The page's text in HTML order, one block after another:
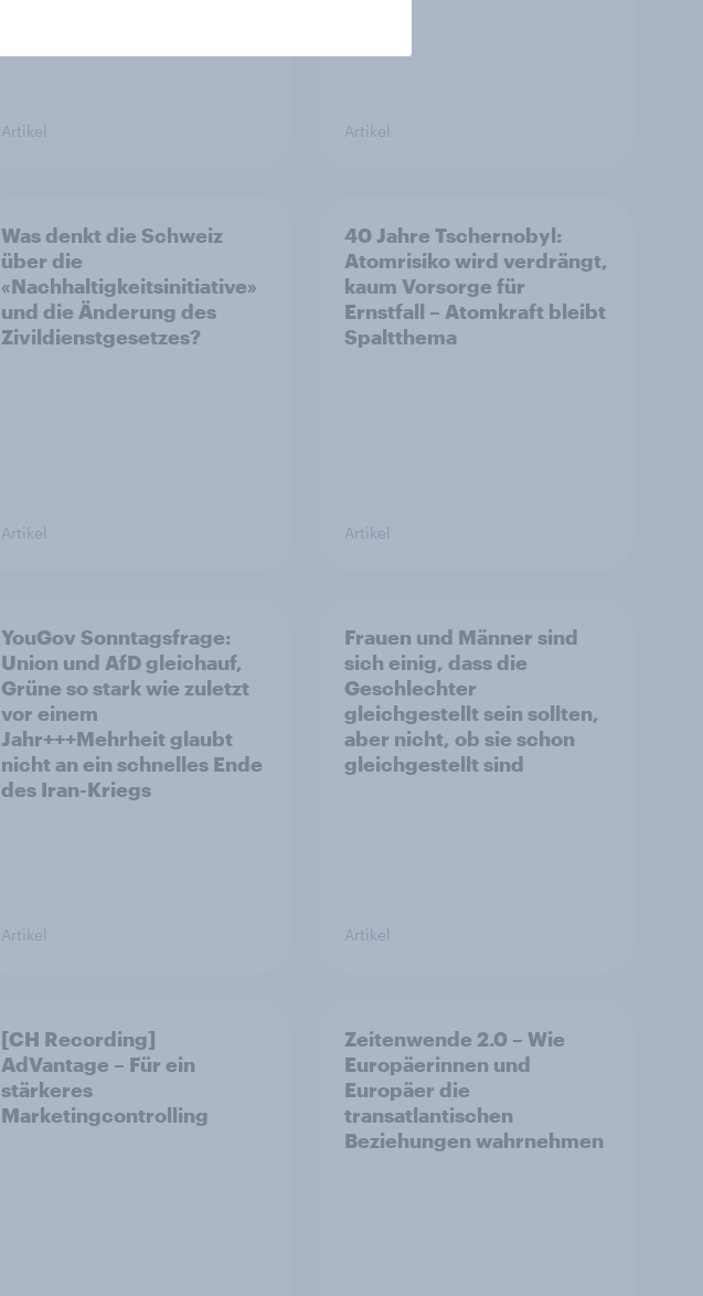
Artikel Artikel
Was denkt die Schweiz
über die
«Nachhaltigkeitsinitiative»
und die Änderung des
Zivildienstgesetzes?
Artikel
40 Jahre Tschernobyl:
Atomrisiko wird verdrängt,
kaum Vorsorge für
Ernstfall – Atomkraft bleibt
Spaltthema
Artikel
YouGov Sonntagsfrage:
Union und AfD gleichauf,
Grüne so stark wie zuletzt
vor einem
Jahr+++Mehrheit glaubt
nicht an ein schnelles Ende
des Iran-Kriegs
Artikel
Frauen und Männer sind
sich einig, dass die
Geschlechter
gleichgestellt sein sollten,
aber nicht, ob sie schon
gleichgestellt sind
Artikel
[CH Recording]
AdVantage – Für ein
stärkeres
Marketingcontrolling
Zeitenwende 2.0 – Wie
Europäerinnen und
Europäer die
transatlantischen
Beziehungen wahrnehmen